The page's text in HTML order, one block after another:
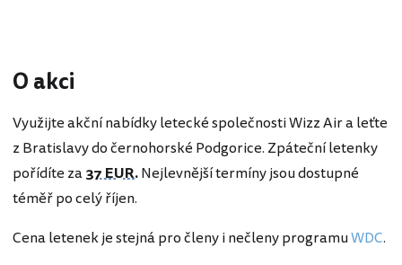
O akci
Využijte akční nabídky letecké společnosti Wizz Air a leťte
z Bratislavy do černohorské Podgorice. Zpáteční letenky
pořídíte za37 EUR.Nejlevnější termíny jsou dostupné
téměř po celý říjen.
Cena letenek je stejná pro členy i nečleny programuWDC.